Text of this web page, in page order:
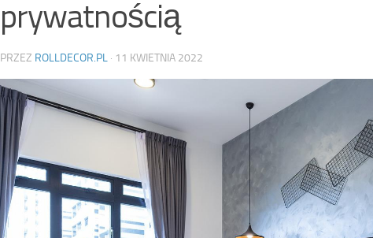
prywatnością
PRZEZ ROLLDECOR.PL · 11 KWIETNIA 2022